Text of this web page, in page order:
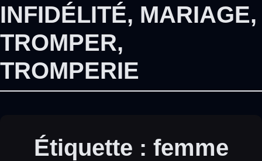
INFIDÉLITÉ, MARIAGE,
TROMPER,
TROMPERIE
Étiquette : femme